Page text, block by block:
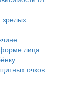
зрелых
лица
очков